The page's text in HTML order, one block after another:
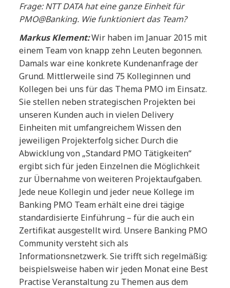
Frage: NTT DATA hat eine ganze Einheit für
PMO@Banking. Wie funktioniert das Team?
Markus Klement:Wir haben im Januar 2015 mit
einem Team von knapp zehn Leuten begonnen.
Damals war eine konkrete Kundenanfrage der
Grund. Mittlerweile sind 75 Kolleginnen und
Kollegen bei uns für das Thema PMO im Einsatz.
Sie stellen neben strategischen Projekten bei
unseren Kunden auch in vielen Delivery
Einheiten mit umfangreichem Wissen den
jeweiligen Projekterfolg sicher. Durch die
Abwicklung von „Standard PMO Tätigkeiten“
ergibt sich für jeden Einzelnen die Möglichkeit
zur Übernahme von weiteren Projektaufgaben.
Jede neue Kollegin und jeder neue Kollege im
Banking PMO Team erhält eine drei tägige
standardisierte Einführung – für die auch ein
Zertifikat ausgestellt wird. Unsere Banking PMO
Community versteht sich als
Informationsnetzwerk. Sie trifft sich regelmäßig:
beispielsweise haben wir jeden Monat eine Best
Practise Veranstaltung zu Themen aus dem